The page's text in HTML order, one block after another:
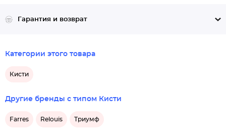
Гарантия и возврат
Категории этого товара
Кисти
Другие бренды с типом Кисти
Farres Relouis Триумф